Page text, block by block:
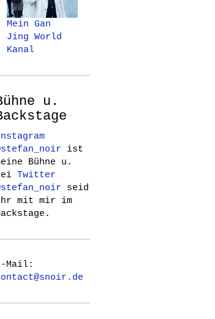
Mein Gan
Jing World
Kanal
u.
ist
Bühne u.
Twitter
seid
mit mir im
Mail: